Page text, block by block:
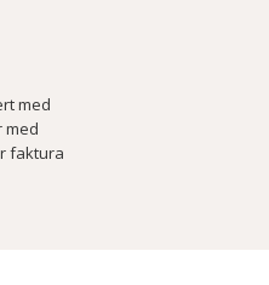
med
med
faktura